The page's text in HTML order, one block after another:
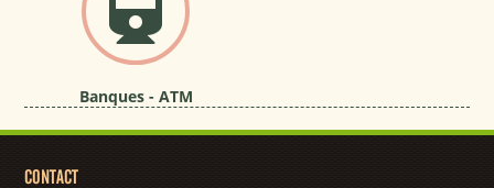
Banques - ATM
CONTACT